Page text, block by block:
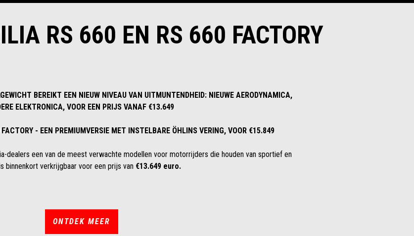
RS 660 EN RS 660 FACTORY
BEREIKT EEN NIEUW NIVEAU VAN UITMUNTENDHEID: NIEUWE AERODYNAMICA,
ELEKTRONICA, VOOR EEN PRIJS VANAF €13.649
- EEN PREMIUMVERSIE MET INSTELBARE ÖHLINS VERING, VOOR €15.849
dealers een van de meest verwachte modellen voor motorrijders die houden van sportief en
binnenkort verkrijgbaar voor een prijs van €13.649 euro.
ONTDEK MEER